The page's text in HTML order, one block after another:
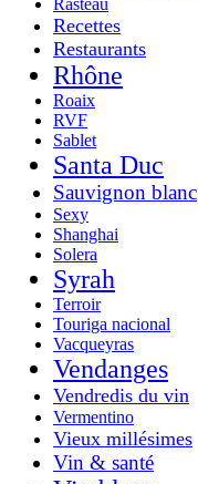
Rasteau
Recettes
Restaurants
Rhône
Roaix
RVF
Sablet
Santa Duc
Sauvignon blanc
Sexy
Shanghai
Solera
Syrah
Terroir
Touriga nacional
Vacqueyras
Vendanges
Vendredis du vin
Vermentino
Vieux millésimes
Vin & santé